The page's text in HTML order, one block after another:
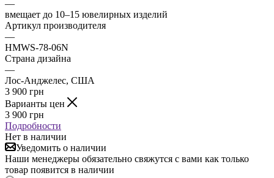
—
вмещает до 10–15 ювелирных изделий
Артикул производителя
—
HMWS-78-06N
Страна дизайна
—
Лос-Анджелес, США
3 900 грн
Варианты цен
3 900 грн
Подробности
Нет в наличии
Уведомить о наличии
Наши менеджеры обязательно свяжутся с вами как только
товар появится в наличии